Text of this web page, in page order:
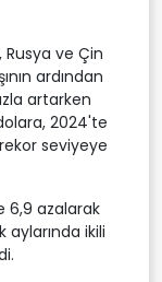
ve Çin
ardından
artarken
2024'te
seviyeye
6,9 azalarak
aylarında ikili